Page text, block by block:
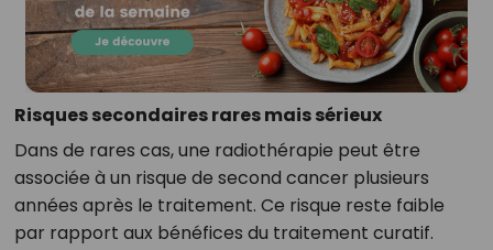
Risques secondaires rares mais sérieux
Dans de rares cas, une radiothérapie peut être
associée à un risque de second cancer plusieurs
années après le traitement. Ce risque reste faible
par rapport aux bénéfices du traitement curatif.